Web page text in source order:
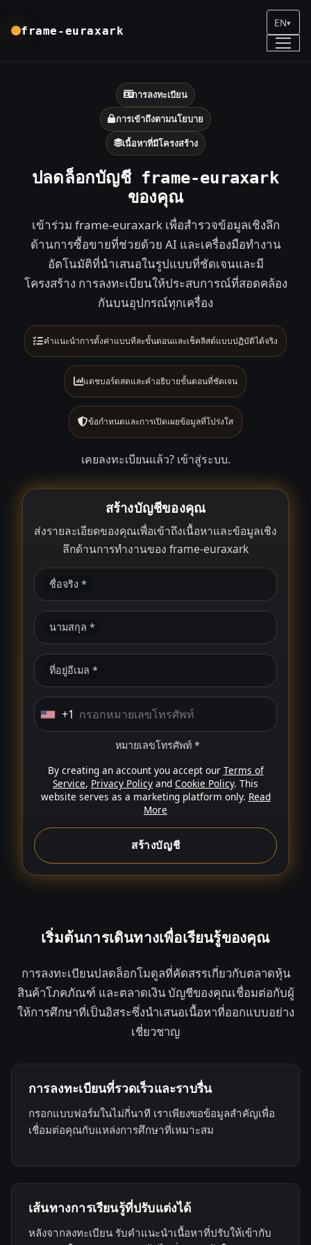
frame-euraxark
EN▾
การลงทะเบียน
การเข้าถึงตามนโยบาย
เนื้อหาที่มีโครงสร้าง
ปลดล็อกบัญชี frame-euraxark
ของคุณ
เข้าร่วม frame-euraxark เพื่อสำรวจข้อมูลเชิงลึก
ด้านการซื้อขายที่ช่วยด้วย AI และเครื่องมือทำงาน
อัตโนมัติที่นำเสนอในรูปแบบที่ชัดเจนและมี
โครงสร้าง การลงทะเบียนให้ประสบการณ์ที่สอดคล้อง
กันบนอุปกรณ์ทุกเครื่อง
คำแนะนำการตั้งค่าแบบทีละขั้นตอนและเช็คลิสต์แบบปฏิบัติได้จริง
แดชบอร์ดสดและคำอธิบายขั้นตอนที่ชัดเจน
ข้อกำหนดและการเปิดเผยข้อมูลที่โปร่งใส
เคยลงทะเบียนแล้ว? เข้าสู่ระบบ.
สร้างบัญชีของคุณ
ส่งรายละเอียดของคุณเพื่อเข้าถึงเนื้อหาและข้อมูลเชิง
ลึกด้านการทำงานของ frame-euraxark
ชื่อจริง *
นามสกุล *
ที่อยู่อีเมล *
U
t
e
S
s
+
+1
หมายเลขโทรศัพท์ *
By creating an account you accept our Terms of
Service, Privacy Policy and Cookie Policy. This
website serves as a marketing platform only. Read
More
สร้างบัญชี
เริ่มต้นการเดินทางเพื่อเรียนรู้ของคุณ
การลงทะเบียนปลดล็อกโมดูลที่คัดสรรเกี่ยวกับตลาดหุ้น
สินค้าโภคภัณฑ์ และตลาดเงิน บัญชีของคุณเชื่อมต่อกับผู้
ให้การศึกษาที่เป็นอิสระซึ่งนำเสนอเนื้อหาที่ออกแบบอย่าง
เชี่ยวชาญ
การลงทะเบียนที่รวดเร็วและราบรื่น
กรอกแบบฟอร์มในไม่กี่นาที เราเพียงขอข้อมูลสำคัญเพื่อ
เชื่อมต่อคุณกับแหล่งการศึกษาที่เหมาะสม
เส้นทางการเรียนรู้ที่ปรับแต่งได้
หลังจากลงทะเบียน รับคำแนะนำเนื้อหาที่ปรับให้เข้ากับ